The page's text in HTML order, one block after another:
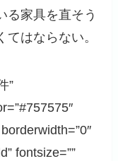
る家具を直そう
はならない。
”
fontsize=””